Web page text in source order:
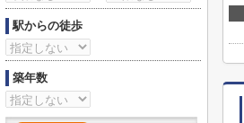
駅からの徒歩
築年数